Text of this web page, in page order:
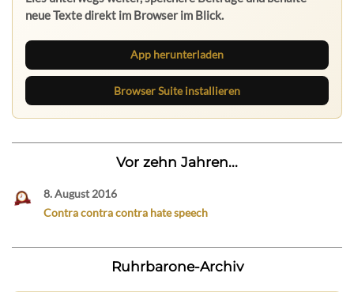
neue Texte direkt im Browser im Blick.
App herunterladen
Browser Suite installieren
Vor zehn Jahren...
8. August 2016
Contra contra contra hate speech
Ruhrbarone-Archiv